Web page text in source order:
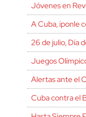
Jóvenes en
A Cuba, ¡ponle
26 de julio, Día
Juegos
Alertas ante el
Cuba contra el